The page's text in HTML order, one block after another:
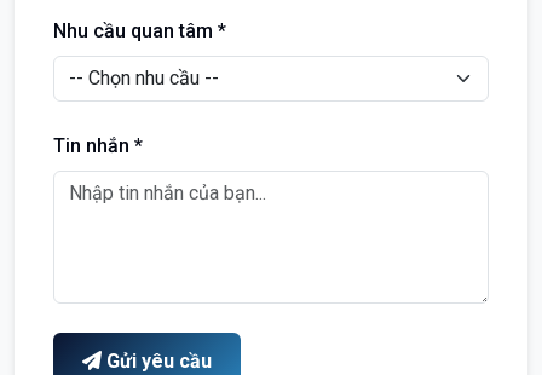
Nhu cầu quan tâm *
Tin nhắn *
Gửi yêu cầu